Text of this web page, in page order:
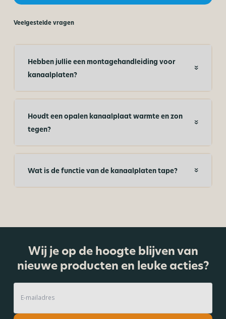
Veelgestelde vragen
Hebben jullie een montagehandleiding voor
kanaalplaten?
Houdt een opalen kanaalplaat warmte en zon
tegen?
Wat is de functie van de kanaalplaten tape?
Wij je op de hoogte blijven van
nieuwe producten en leuke acties?